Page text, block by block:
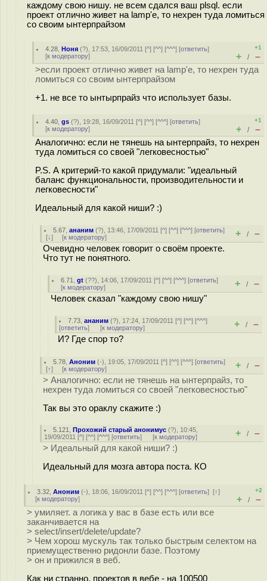
каждому свою нишу. не всем сдался ваш plsql. если
проект отлично живет на lamp'е, то нехрен туда ломиться
со своим ынтерпрайзом
4.28 ,Ноня (?), 17:53, 16/09/2011 [^] [^^] [^^^] [ответить]
[к модератору]
+1
+ / –
>если проект отлично живет на lamp'е, то нехрен туда
ломиться со своим ынтерпрайзом
+1. не все то ынтырпрайз что использует базы.
4.40 ,gs (?), 19:28, 16/09/2011 [^] [^^] [^^^] [ответить]
[к модератору]
+1
+ / –
Аналогично: если не тянешь на ынтерпрайз, то нехрен
туда ломиться со своей "легковесностью"
P.S. А критерий-то какой придумали: "идеальный
баланс функциональности, производительности и
легковесности"
Идеальный для какой ниши? :)
5.67 ,ананим (?), 13:46, 17/09/2011 [^] [^^] [^^^] [ответить]
[↓] [к модератору] + / –
Очевидно человек говорит о своём проекте.
Что тут не понятного.
6.71 ,gt (??), 14:06, 17/09/2011 [^] [^^] [^^^] [ответить]
[к модератору] + / –
Человек сказал "каждому свою нишу"
7.73 ,ананим (?), 17:24, 17/09/2011 [^] [^^] [^^^]
[ответить] [к модератору] + / –
И? Где спор то?
5.78 ,Аноним (-), 19:05, 17/09/2011 [^] [^^] [^^^] [ответить]
[↑] [к модератору] + / –
> Аналогично: если не тянешь на ынтерпрайз, то
нехрен туда ломиться со своей "легковесностью"
Так вы это ораклу скажите :)
5.121 ,Прохожий старый анонимус (?), 10:45,
19/09/2011 [^] [^^] [^^^] [ответить] [к модератору] + / –
> Идеальный для какой ниши? :)
Идеальный для мозга автора поста. КО
3.32 ,Аноним (-), 18:06, 16/09/2011 [^] [^^] [^^^] [ответить][↑]
[к модератору]
+2
+ / –
> умиляет. а логика у вас в базе есть или все
заканчивается на
> select/insert/delete/update?
> Чем хорош мускуль так только быстрым селектом на
приемущественно ридонли базе. Поэтому
> он и прижился в веб.
Как ни странно, проектов в вебе - на 100500